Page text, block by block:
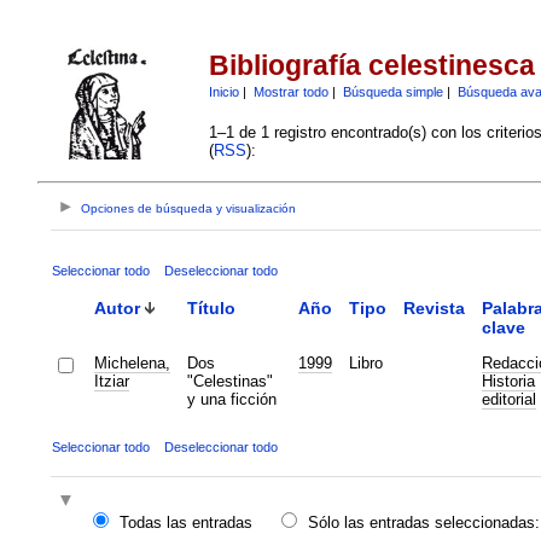
Bibliografía celestinesca
Inicio| Mostrar todo| Búsqueda simple| Búsqueda
1–1 de 1 registro encontrado(s) con los
(RSS):
Opciones de búsqueda y visualización
Seleccionar todo Deseleccionar todo
Autor Título Año Tipo Revista
clave
Michelena,
Itziar
Dos
"Celestinas"
y una ficción
1999 Libro
Historia
editorial
Seleccionar todo Deseleccionar todo
Todas las entradas
Sólo las entradas seleccionadas: